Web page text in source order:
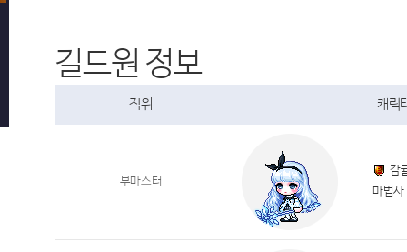
길드원 정보
직위 캐릭
부마스터
감
마법사